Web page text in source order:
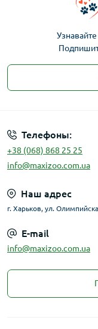
Телефоны:
+38 (068) 868 25 25
info@maxizoo.com.ua
Наш адрес
г. Харьков, ул.
E-mail
info@maxizoo.com.ua